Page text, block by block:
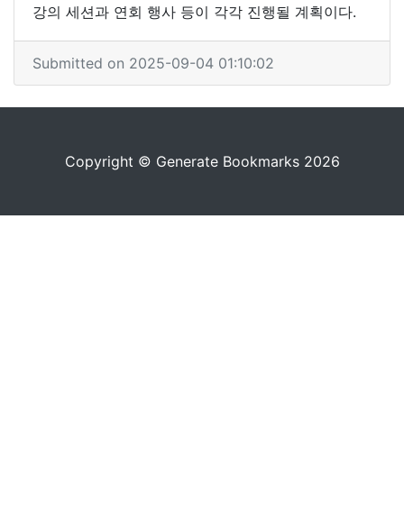
강의 세션과 연회 행사 등이 각각 진행될 계획이다.
Submitted on 2025-09-04 01:10:02
Copyright © Generate Bookmarks 2026